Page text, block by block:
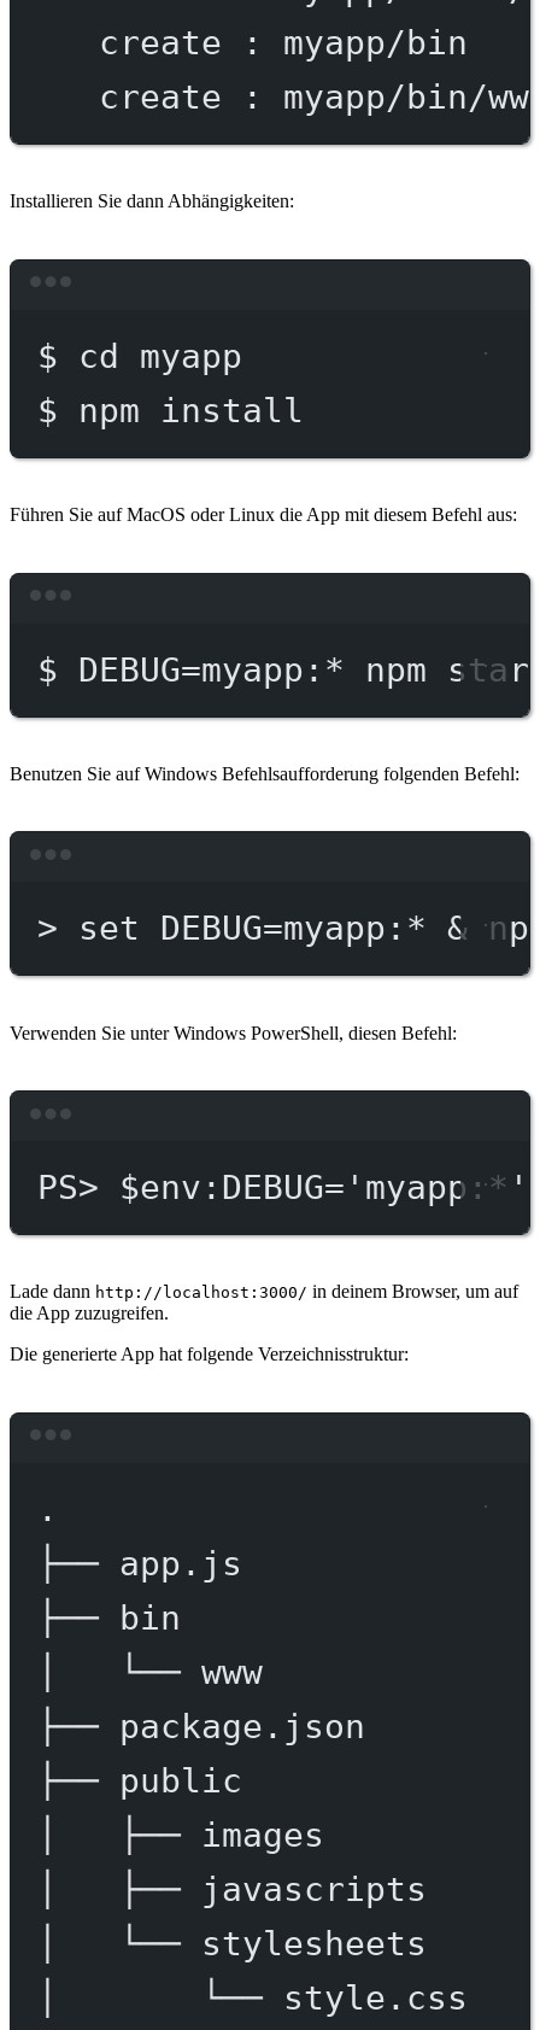
create
:
myapp/bin
create
: myapp/bin/
Installieren Sie dann Abhängigkeiten:
$ cd
myapp
$
npm install
Führen Sie auf MacOS oder Linux die App mit diesem Befehl aus:
$ DEBUG=myapp: * npm
Benutzen Sie auf Windows Befehlsaufforderung folgenden Befehl:
> set DEBUG=myapp:* &
Verwenden Sie unter Windows PowerShell, diesen Befehl:
PS> $env :DEBUG='myapp:*'
Lade dann http://localhost:3000/ in deinem Browser, um auf
die App zuzugreifen.
Die generierte App hat folgende Verzeichnisstruktur:
.
├── app.js
├──
bin
└── www
├──
package.json
├──
public
├──
images
├──
javascripts
└──
stylesheets
└──
style.css